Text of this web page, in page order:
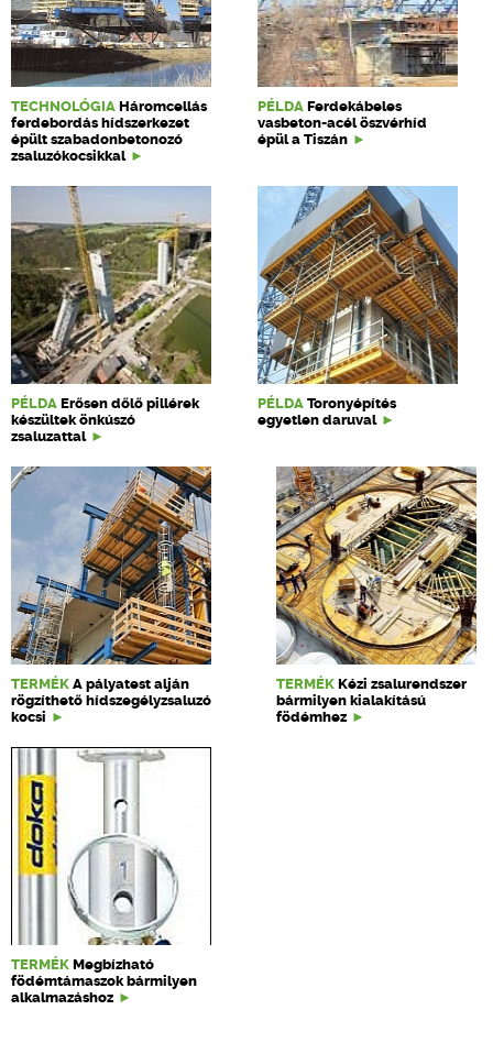
TECHNOLÓGIA Háromcellás
ferdebordás hídszerkezet
épült szabadonbetonozó
zsaluzókocsikkal
PÉLDA Ferdekábeles
vasbeton-acél öszvérhíd
épül a Tiszán
PÉLDA Erősen dőlő pillérek
készültek önkúszó
zsaluzattal
PÉLDA Toronyépítés
egyetlen daruval
TERMÉK A pályatest alján
rögzíthető hídszegélyzsaluzó
kocsi
TERMÉK Kézi zsalurendszer
bármilyen kialakítású
födémhez
TERMÉK Megbízható
födémtámaszok bármilyen
alkalmazáshoz